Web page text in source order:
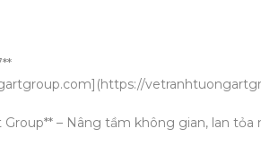
Group** – Nâng tầm không gian, lan tỏa